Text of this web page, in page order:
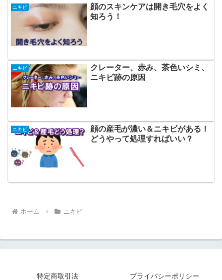
ニキビ
顔のスキンケアは開き毛穴をよく
知ろう！
ニキビ
クレーター、赤み、茶色いシミ、
ニキビ跡の原因
ニキビ
顔の産毛が濃い＆ニキビがある！
どうやって処理すればいい？
ホーム ニキビ
特定商取引法 プライバシーポリシー